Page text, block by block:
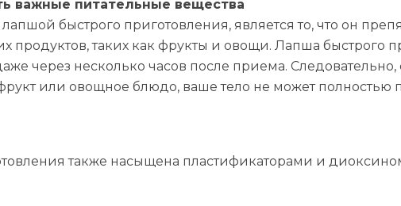
важные питательные вещества
быстрого приготовления, является то, что он
продуктов, таких как фрукты и овощи. Лапша быстрого
через несколько часов после приема.
или овощное блюдо, ваше тело не может полностью
также насыщена пластификаторами и